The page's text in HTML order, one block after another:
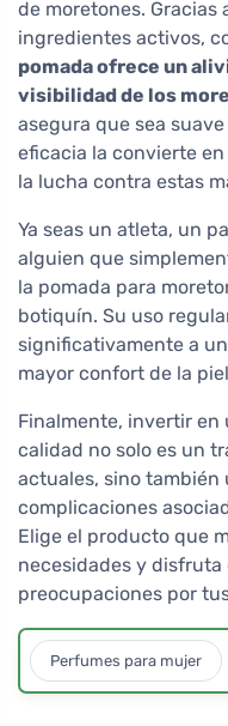
de moretones. Gracias
ingredientes activos,
pomada ofrece un
visibilidad de los
asegura que sea
eficacia la convierte
la lucha contra estas
Ya seas un atleta, un
alguien que
la pomada para
botiquín. Su uso
significativamente a
mayor confort de la
Finalmente, invertir en
calidad no solo es un
actuales, sino también
complicaciones
Elige el producto que
necesidades y
preocupaciones por
Perfumes para mujer